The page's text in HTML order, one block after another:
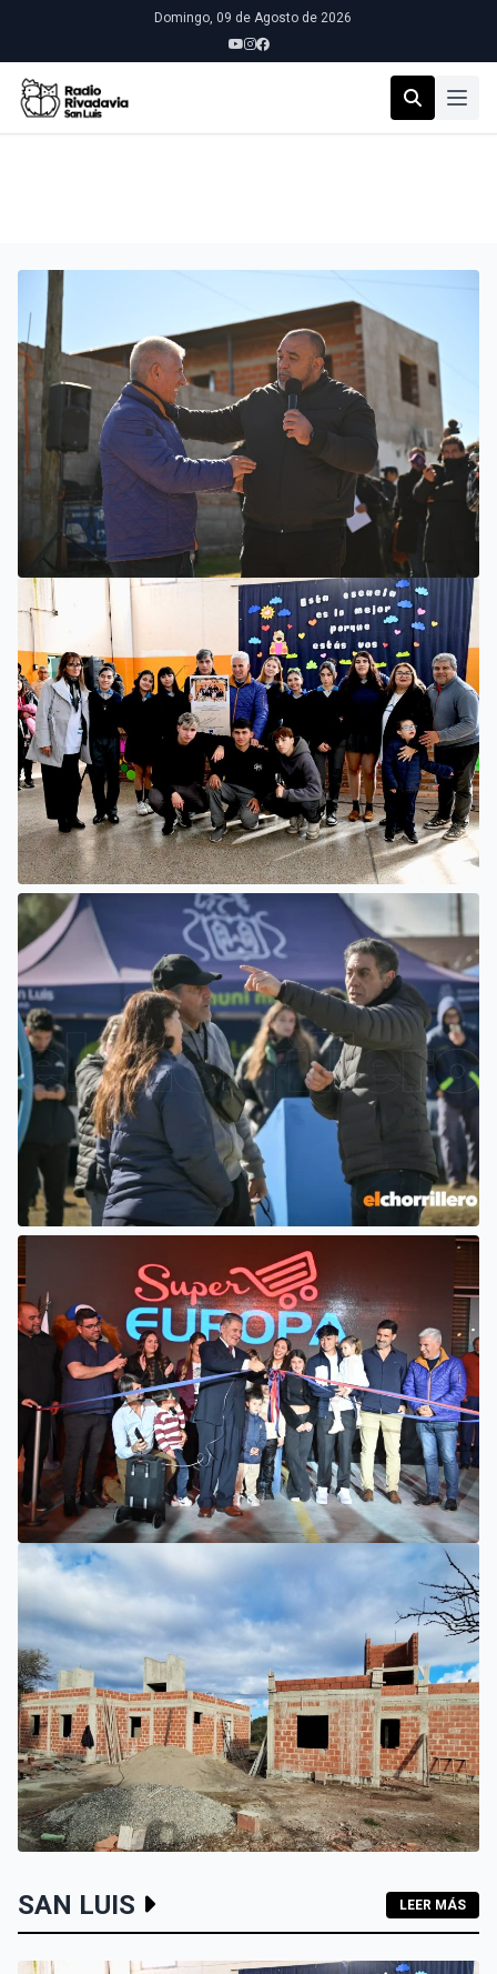
Domingo, 09 de Agosto de 2026
VILLA MERCEDES
COMENZÓ UNA OBRA PARA AMPLIAR LAS REDES DE
AGUA POTABLE Y CLOACAS EN VILLA MERCEDES
SAN LUIS
LA ESCUELA N°34 ESTRENÓ UNA SALA DE 3 AÑOS Y LAS
OBRAS QUE PERMITEN COMPLETAR EL CICLO
SECUNDARIO
EL INTENDENTE HISSA ATENDIÓ
INQUIETUDES DE VECINOS DEL
BARRIO AMPPARE
VILLA MERCEDES
EL SUEÑO DE UN EMPRENDEDOR QUE COMENZÓ HACE 30
AÑOS: SUPER EUROPA INAUGURÓ SU CUARTA SUCURSAL
EN VILLA MERCEDES
LOS HOGARES DE LOS MOLLES Y PASO GRANDE AVANZAN
CON MAMPOSTERÍA E INSTALACIONES
SAN LUIS LEER MÁS